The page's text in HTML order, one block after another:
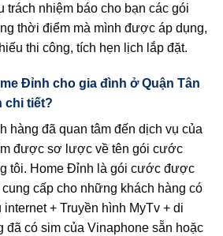
trách nhiệm báo cho bạn các gói
thời điểm mà mình được áp dụng,
thi công, tích hẹn lịch lắp đặt.
Đỉnh cho gia đình ở Quận Tân
chi tiết?
hàng đã quan tâm đến dịch vụ của
được sơ lược về tên gói cước
tôi. Home Đỉnh là gói cước được
cấp cho những khách hàng có
+ Truyền hình MyTv + di
đã có sim của Vinaphone sẵn hoặc